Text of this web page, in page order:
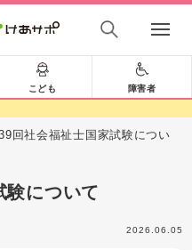
こども 障害者
回社会福祉士国家試験につい
験について
2026.06.05